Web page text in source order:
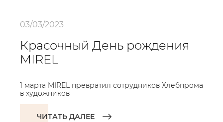
03/03/2023
Красочный День рождения
MIREL
1 марта MIREL превратил сотрудников Хлебпрома
в художников
ЧИТАТЬ ДАЛЕЕ